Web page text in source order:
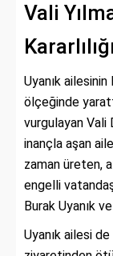
Vali
Uyanık
ölçeğinde
vurgulayan Vali
inançla aşan
zaman üreten,
engelli
Burak Uyanık
Uyanık ailesi